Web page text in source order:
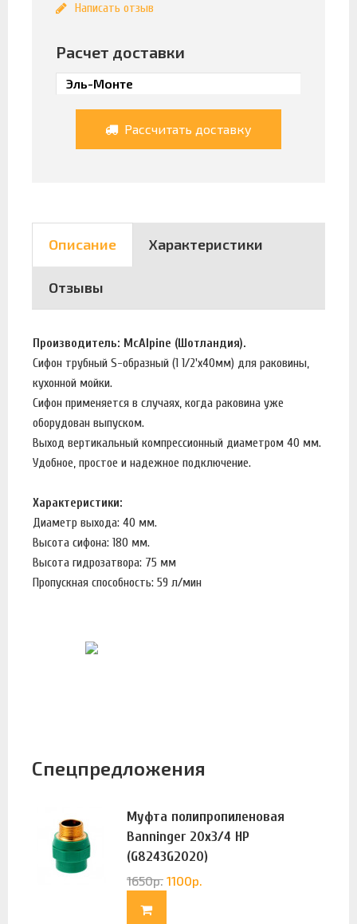
Написать отзыв
Расчет доставки
Рассчитать доставку
Описание Характеристики
Отзывы
Производитель: McAlpine (Шотландия).
Сифон трубный S-образный (1 1/2'х40мм) для раковины,
кухонной мойки.
Сифон применяется в случаях, когда раковина уже
оборудован выпуском.
Выход вертикальный компрессионный диаметром 40 мм.
Удобное, простое и надежное подключение.
Характеристики:
Диаметр выхода: 40 мм.
Высота сифона: 180 мм.
Высота гидрозатвора: 75 мм
Пропускная способность: 59 л/мин
Спецпредложения
Муфта полипропиленовая
Banninger 20х3/4 НР
(G8243G2020)
1650р. 1100р.